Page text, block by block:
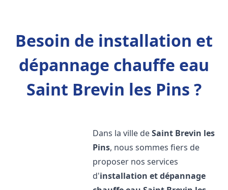
Besoin de installation et
dépannage chauffe eau
Saint Brevin les Pins ?
Dans la ville deSaint Brevin les
Pins, nous sommes fiers de
proposer nos services
d'installation et dépannage